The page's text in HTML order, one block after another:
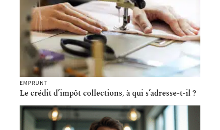
EMPRUNT
Le crédit d’impôt collections, à qui s’adresse-t-il ?